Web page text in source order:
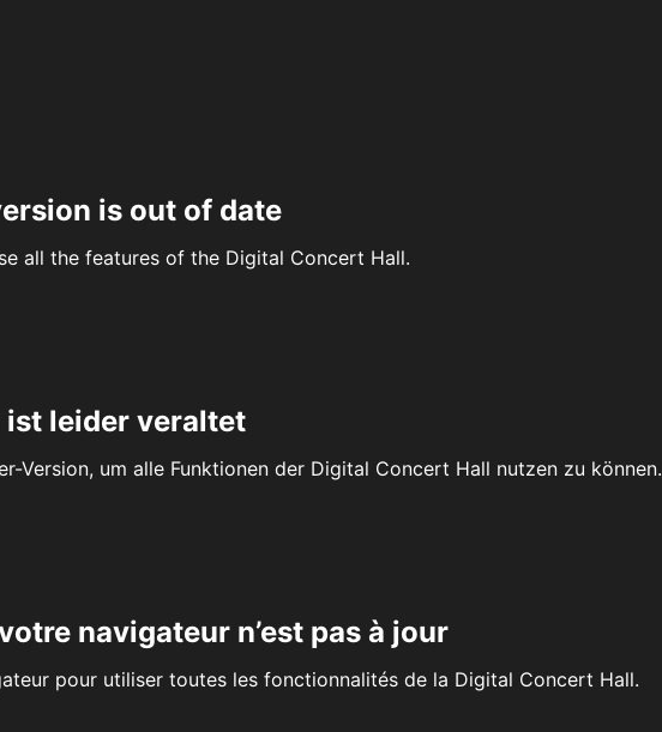
is out of date
all the features of the Digital Concert Hall.
ist leider veraltet
Version, um alle Funktionen der Digital Concert Hall nutzen zu können.
navigateur n’est pas à jour
pour utiliser toutes les fonctionnalités de la Digital Concert Hall.